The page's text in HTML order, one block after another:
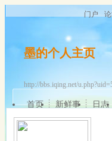
门户
墨的个人主页
http://bbs.iqing.net/
首页 新鲜事 日志